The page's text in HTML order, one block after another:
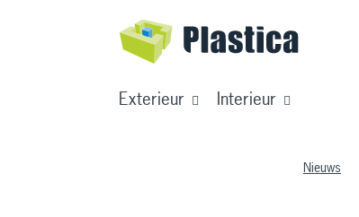
Exterieur Interieur
Nieuws